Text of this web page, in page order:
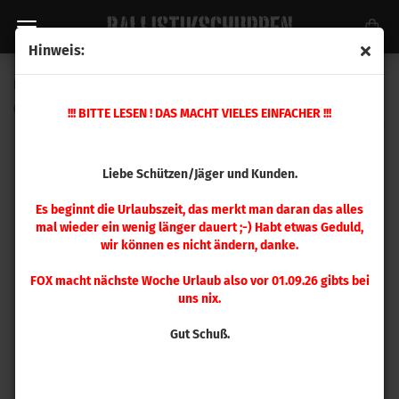
Hinweis:
!!! BITTE LESEN ! DAS MACHT VIELES EINFACHER !!!
Liebe Schützen/Jäger und Kunden.
Es beginnt die Urlaubszeit, das merkt man daran das alles
mal wieder ein wenig länger dauert ;-) Habt etwas Geduld,
wir können es nicht ändern, danke.
FOX macht nächste Woche Urlaub also vor 01.09.26 gibts bei
uns nix.
Gut Schuß.
8742)